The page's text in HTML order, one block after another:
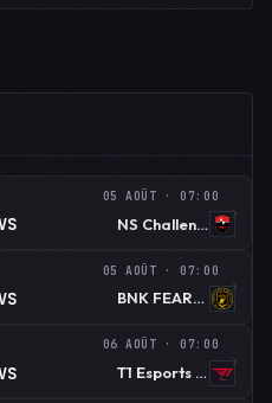
05 AOÛT · 07:00
NS Challengers
05 AOÛT · 07:00
BNK FEARX Youth
06 AOÛT · 07:00
T1 Esports Academy